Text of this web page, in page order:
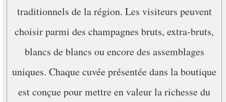
traditionnels de la région. Les visiteurs peuvent
choisir parmi des champagnes bruts, extra-bruts,
blancs de blancs ou encore des assemblages
uniques. Chaque cuvée présentée dans la boutique
est conçue pour mettre en valeur la richesse du